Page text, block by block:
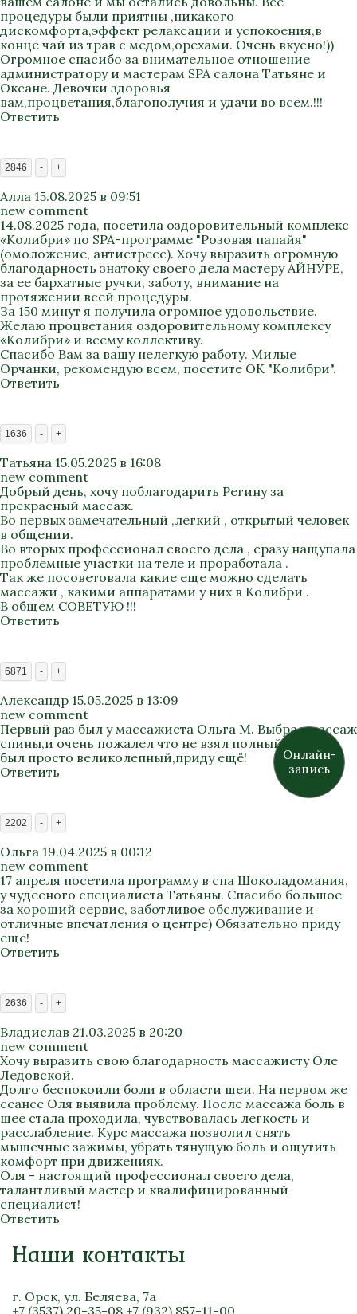
процедуры были приятны ,никакого
дискомфорта,эффект релаксации и успокоения,в
конце чай из трав с медом,орехами. Очень вкусно!))
Огромное спасибо за внимательное отношение
администратору и мастерам SPA салона Татьяне и
Оксане. Девочки здоровья
вам,процветания,благополучия и удачи во всем.!!!
Ответить
2846 - +
Алла 15.08.2025 в 09:51
new comment
14.08.2025 года, посетила оздоровительный комплекс
«Колибри» по SPA-программе "Розовая папайя"
(омоложение, антистресс). Хочу выразить огромную
благодарность знатоку своего дела мастеру АЙНУРЕ,
за ее бархатные ручки, заботу, внимание на
протяжении всей процедуры.
За 150 минут я получила огромное удовольствие.
Желаю процветания оздоровительному комплексу
«Колибри» и всему коллективу.
Спасибо Вам за вашу нелегкую работу. Милые
Орчанки, рекомендую всем, посетите ОК "Колибри".
Ответить
1636 - +
Татьяна 15.05.2025 в 16:08
new comment
Добрый день, хочу поблагодарить Регину за
прекрасный массаж.
Во первых замечательный ,легкий , открытый человек
в общении.
Во вторых профессионал своего дела , сразу нащупала
проблемные участки на теле и проработала .
Так же посоветовала какие еще можно сделать
массажи , какими аппаратами у них в Колибри .
В общем СОВЕТУЮ !!!
Ответить
6871 - +
Александр 15.05.2025 в 13:09
new comment
Первый раз был у массажиста Ольга М. Выбрал массаж
спины,и очень пожалел что не взял полный. Массаж
был просто великолепный,приду ещё!
Ответить
2202 - +
Ольга 19.04.2025 в 00:12
new comment
17 апреля посетила программу в спа Шоколадомания,
у чудесного специалиста Татьяны. Спасибо большое
за хороший сервис, заботливое обслуживание и
отличные впечатления о центре) Обязательно приду
еще!
Ответить
2636 - +
Владислав 21.03.2025 в 20:20
new comment
Хочу выразить свою благодарность массажисту Оле
Ледовской.
Долго беспокоили боли в области шеи. На первом же
сеансе Оля выявила проблему. После массажа боль в
шее стала проходила, чувствовалась легкость и
расслабление. Курс массажа позволил снять
мышечные зажимы, убрать тянущую боль и ощутить
комфорт при движениях.
Оля - настоящий профессионал своего дела,
талантливый мастер и квалифицированный
специалист!
Ответить
Наши контакты
г. Орск, ул. Беляева, 7а
+7 (3537) 20-35-08 +7 (932) 857-11-00
Онлайн-
запись